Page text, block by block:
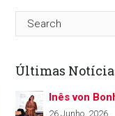
Últimas
Inês von
26 Junho, 2026